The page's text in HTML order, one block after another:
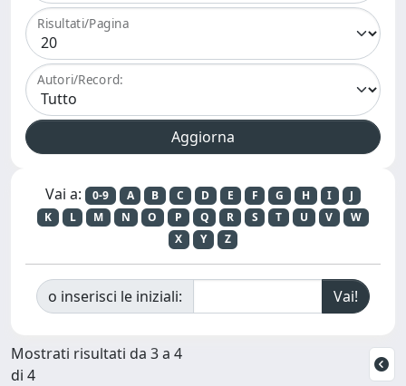
Risultati/Pagina
Autori/Record:
Vai a: 0-9 A B C D E F G H I
J
K
L M N O P Q R S T U V
W
X
Y Z
o inserisci le iniziali:
Mostrati risultati da 3 a 4
di 4